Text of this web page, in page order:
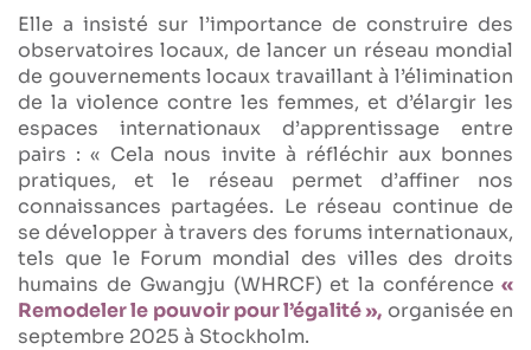
Elle a insisté sur l’importance de construire des
observatoires locaux, de lancer un réseau mondial
de gouvernements locaux travaillant à l’élimination
de la violence contre les femmes, et d’élargir les
espaces internationaux d’apprentissage entre
pairs : « Cela nous invite à réfléchir aux bonnes
pratiques, et le réseau permet d’affiner nos
connaissances partagées. Le réseau continue de
se développer à travers des forums internationaux,
tels que le Forum mondial des villes des droits
humains de Gwangju (WHRCF) et la conférence «
Remodeler le pouvoir pour l’égalité », organisée en
septembre 2025 à Stockholm.